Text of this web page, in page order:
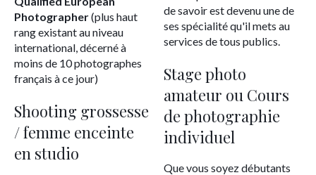
Photographer(plus haut
rang existant au niveau
international, décerné à
moins de 10 photographes
français à ce jour)
Shooting grossesse
/ femme enceinte
en studio
de savoir est devenu une de
ses spécialité qu'il mets au
services de tous publics.
Stage photo
amateur ou Cours
de photographie
individuel
Que vous soyez débutants